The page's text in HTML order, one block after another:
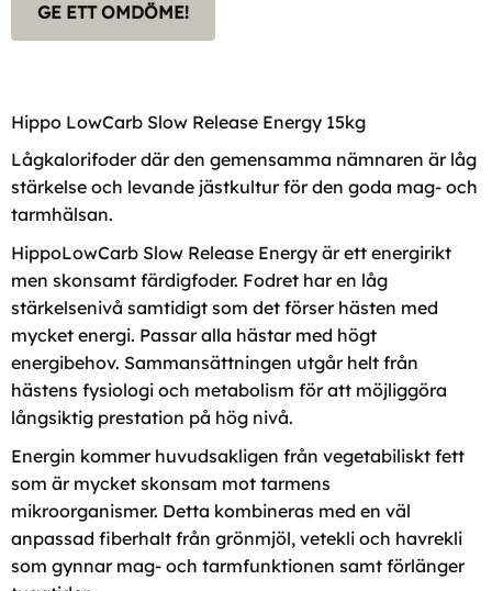
GE ETT OMDÖME!
Hippo LowCarb Slow Release Energy 15kg
Lågkalorifoder där den gemensamma nämnaren är låg
stärkelse och levande jästkultur för den goda mag- och
tarmhälsan.
HippoLowCarb Slow Release Energy är ett energirikt
men skonsamt färdig­foder. Fodret har en låg
stärkelsenivå samtidigt som det förser hästen med
mycket energi. Passar alla hästar med högt
energibehov. Samman­sättningen utgår helt från
hästens fysiologi och metabolism för att möjliggöra
långsiktig prestation på hög nivå.
Energin kommer huvudsakligen från vegetabiliskt fett
som är mycket skonsam mot tarmens
mikroorganismer. Detta kombineras med en väl
anpassad fiberhalt från grönmjöl, vetekli och havrekli
som gynnar mag- och tarmfunktionen samt förlänger